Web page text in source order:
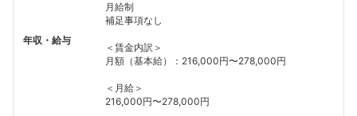
年収・給与
月給制
補足事項なし
＜賃金内訳＞
月額（基本給）：216,000円〜278,000円
＜月給＞
216,000円〜278,000円